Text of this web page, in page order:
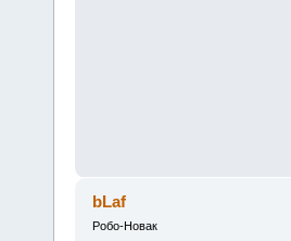
bLaf
Робо-Новак